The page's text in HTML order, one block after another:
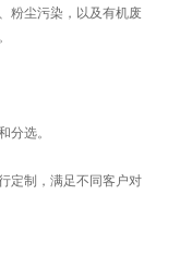
粉尘污染，以及有机废
分选。
定制，满足不同客户对